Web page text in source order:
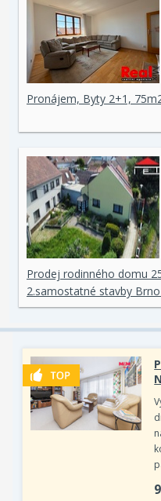
Pronájem, Byty 2+1,
Prodej rodinného domu
2.samostatné stavby